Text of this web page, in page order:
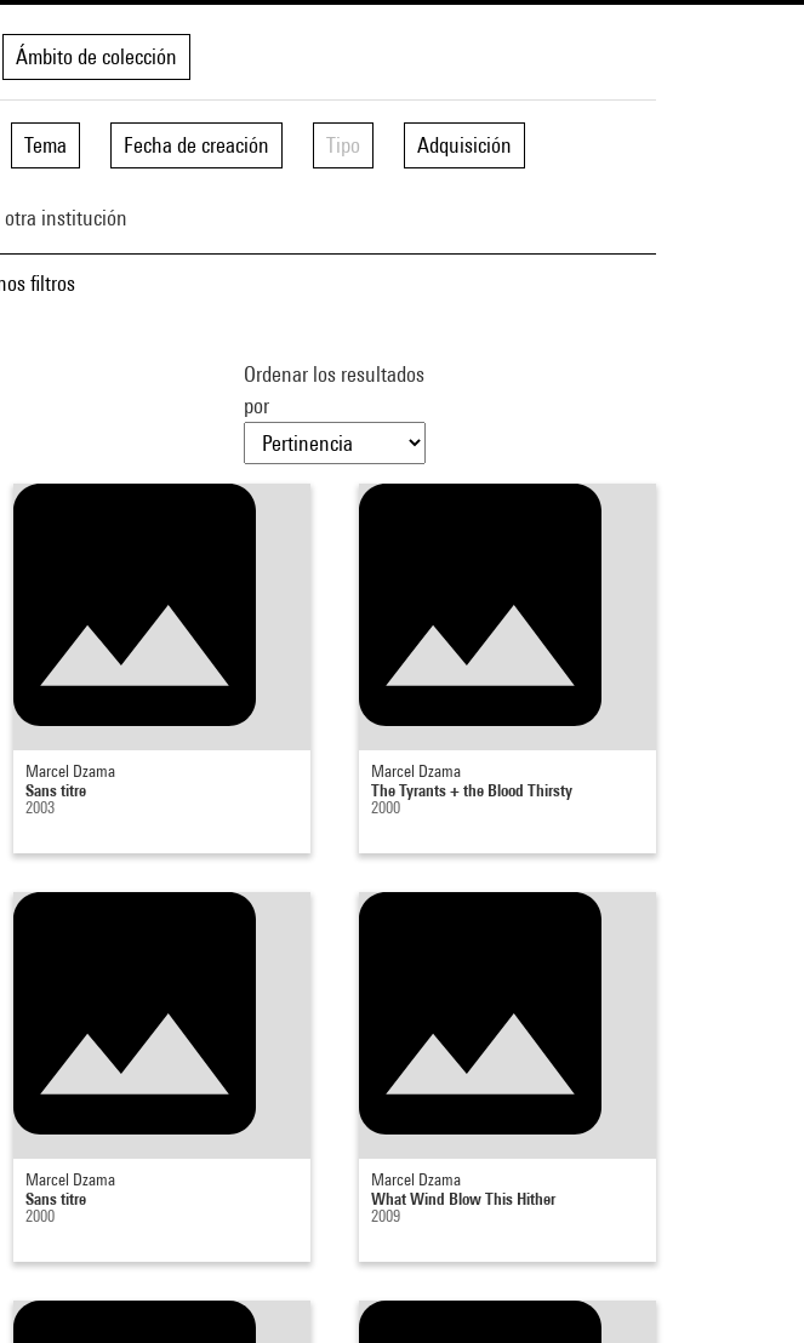
Ámbito de colección
Tema Fecha de creación Tipo Adquisición
otra institución
filtros
Ordenar los resultados
por
Marcel Dzama
Sans titre
2003
Marcel Dzama
The Tyrants + the Blood Thirsty
2000
Marcel Dzama
Sans titre
2000
Marcel Dzama
What Wind Blow This Hither
2009